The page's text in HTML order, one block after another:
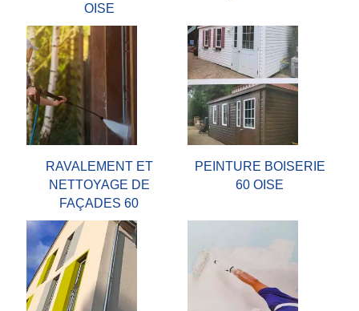
OISE
RAVALEMENT ET
NETTOYAGE DE
FAÇADES 60
PEINTURE BOISERIE
60 OISE